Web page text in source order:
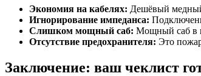
Экономия на кабелях: Дешёвый
Игнорирование импеданса:
Слишком мощный саб: Мощный саб в
Отсутствие предохранителя: Это
Заключение: ваш чеклист